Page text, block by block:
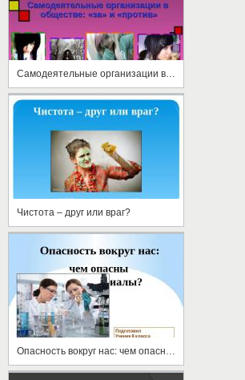
Чистота – друг или враг?